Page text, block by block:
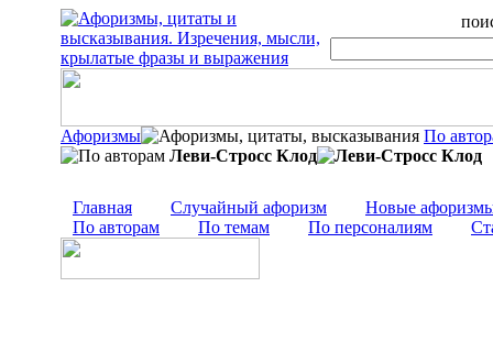
Афоризмы
По
Леви-Стросс Клод
Главная Случайный афоризм
Новые
По авторам
По темам По персоналиям